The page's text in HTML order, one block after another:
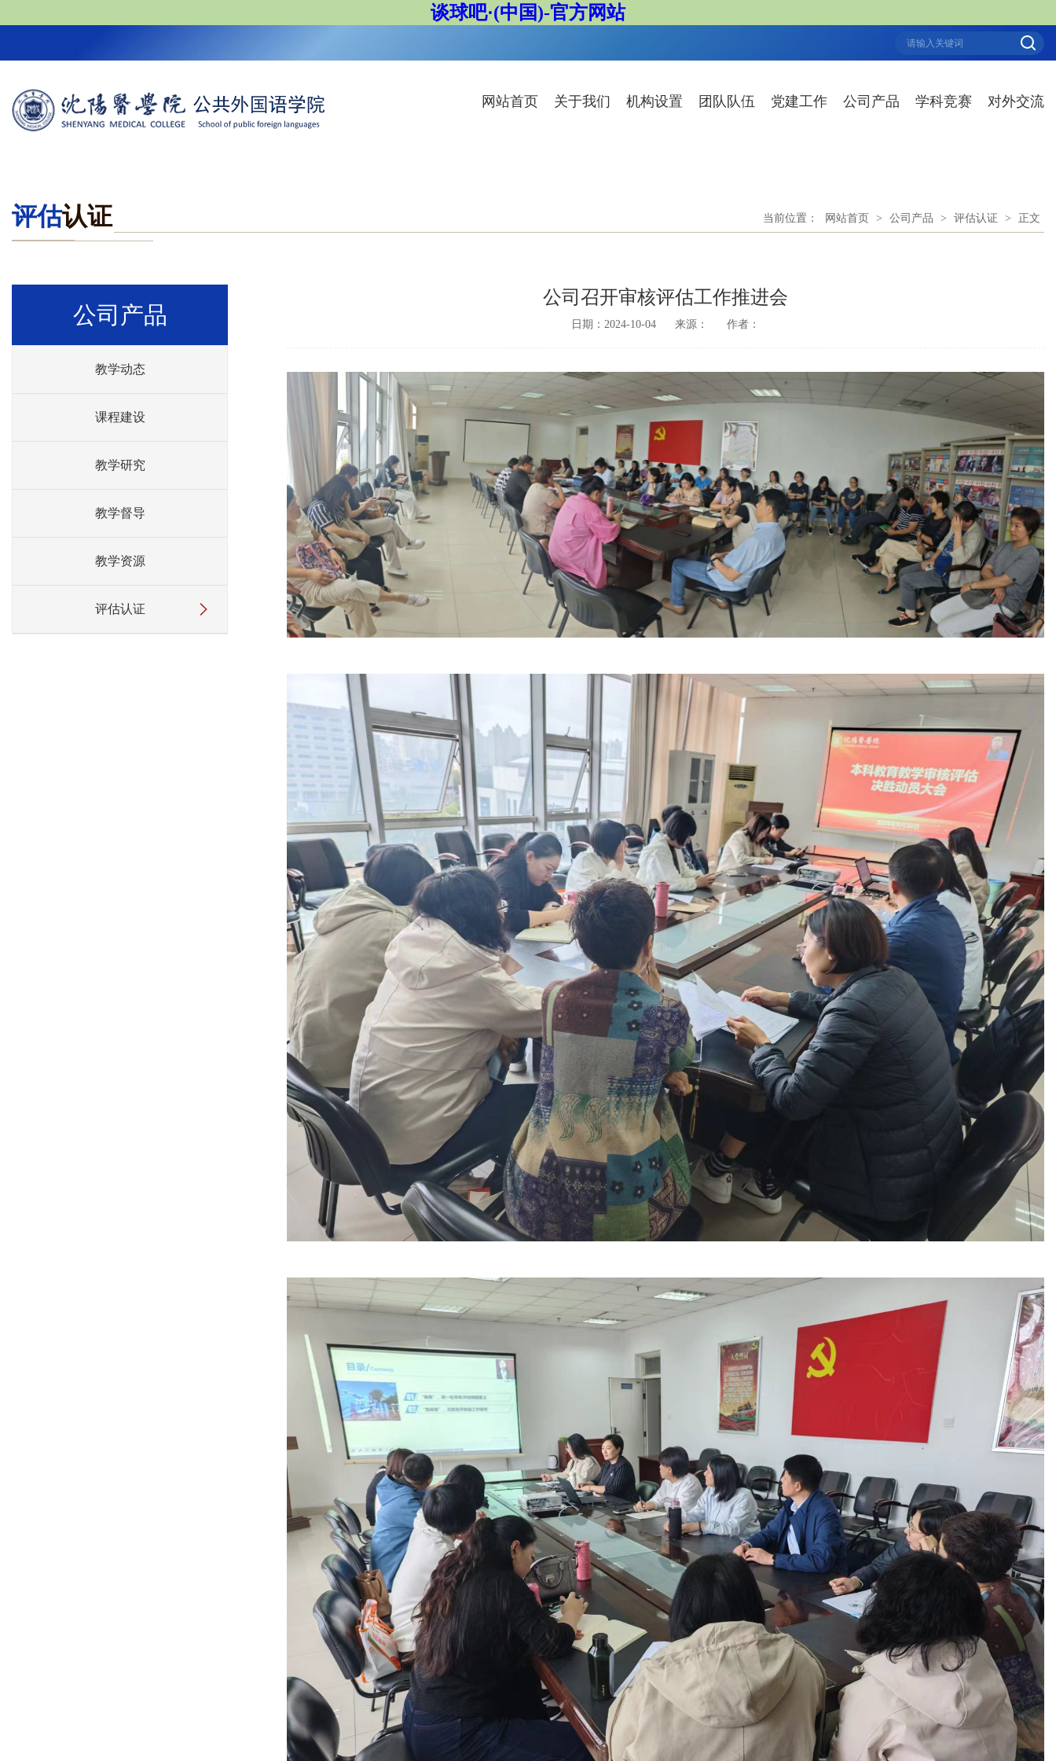
谈球吧·(中国)-官方网站
网站首页 关于我们 机构设置 团队队伍 党建工作 公司产品 学科竞赛 对外交流
评估认证 当前位置： 网站首页 > 公司产品 > 评估认证 > 正文
公司产品
教学动态
课程建设
教学研究
教学督导
教学资源
评估认证
公司召开审核评估工作推进会
日期：2024-10-04 来源： 作者：